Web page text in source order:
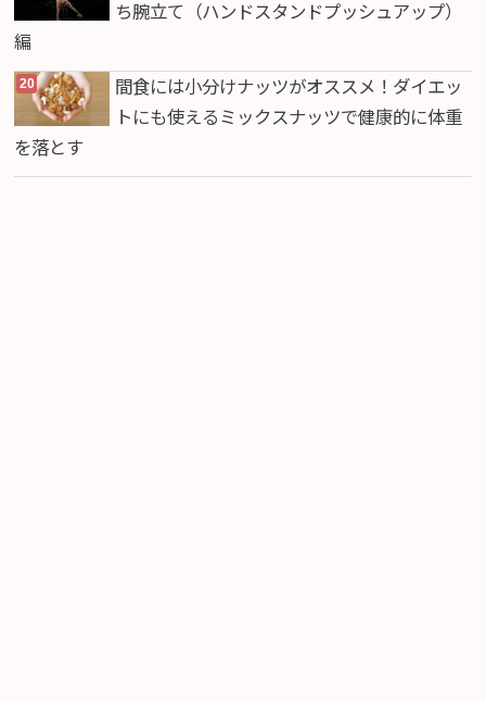
ち腕立て（ハンドスタンドプッシュアップ）
編
間食には小分けナッツがオススメ！ダイエッ
トにも使えるミックスナッツで健康的に体重
を落とす